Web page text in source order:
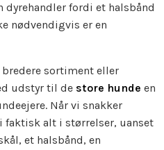
dyrehandler fordi et halsbånd
nødvendigvis er en
sortiment eller
udstyr til de store hunde en
Når vi snakker
faktisk alt i størrelser, uanset
et halsbånd, en